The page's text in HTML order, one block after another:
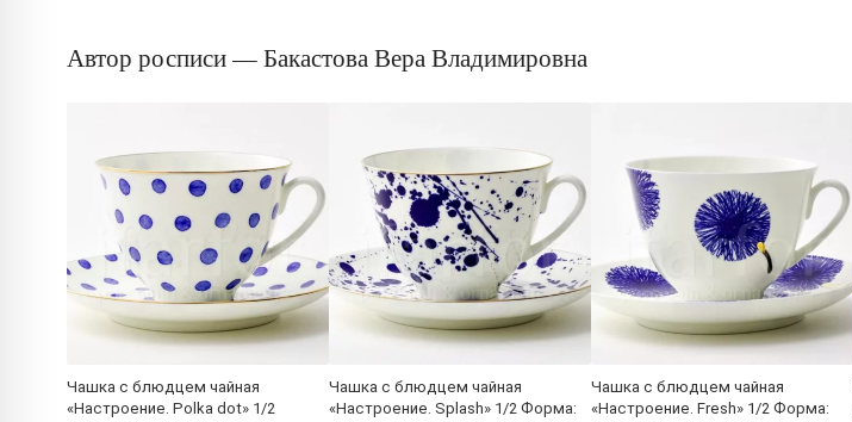
Автор росписи — Бакастова Вера Владимировна
Чашка с блюдцем чайная
«Настроение. Polka dot» 1/2
Чашка с блюдцем чайная
«Настроение. Splash» 1/2 Форма:
Чашка с блюдцем чайная
«Настроение. Fresh» 1/2 Форма: